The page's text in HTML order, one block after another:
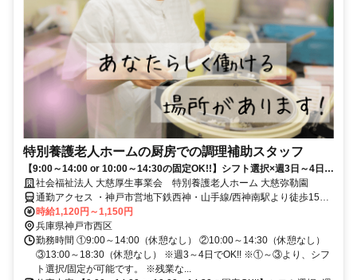
特別養護老人ホームの厨房での調理補助スタッフ
【9:00～14:00 or 10:00～14:30の固定OK!!】シフト選択×週3日～4日で
OK!!残業なし◎未経験・ブランクOK!!|介護施設での調理補助スタッフ|
兵庫県神戸市西区
社会福祉法人 大慈厚生事業会 特別養護老人ホーム 大慈弥勒園
通勤アクセス ・神戸市営地下鉄西神・山手線/西神南駅より徒歩15分
・マイカー通勤OK(無料駐車場あり)
時給1,120円～1,150円
兵庫県神戸市西区
勤務時間 ①9:00～14:00（休憩なし） ②10:00～14:30（休憩なし）
③13:00～18:30（休憩なし） ※週3～4日でOK!! ※①～③より、シフ
ト選択/固定が可能です。 ※残業な...